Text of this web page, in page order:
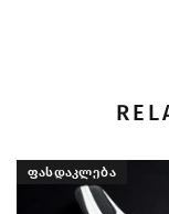
ᲤᲐᲡᲓᲐᲙᲚᲔᲑᲐ